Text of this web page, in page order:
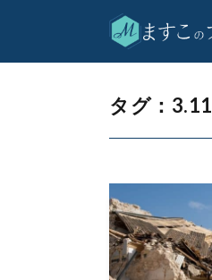
HOME
タグ：3.11